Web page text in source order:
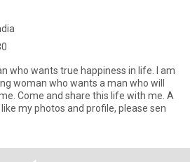
who wants true happiness in life. I am
woman who wants a man who will
Come and share this life with me. A
my photos and profile, please sen